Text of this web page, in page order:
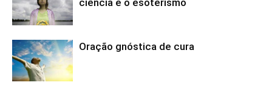
Oração gnóstica de cura